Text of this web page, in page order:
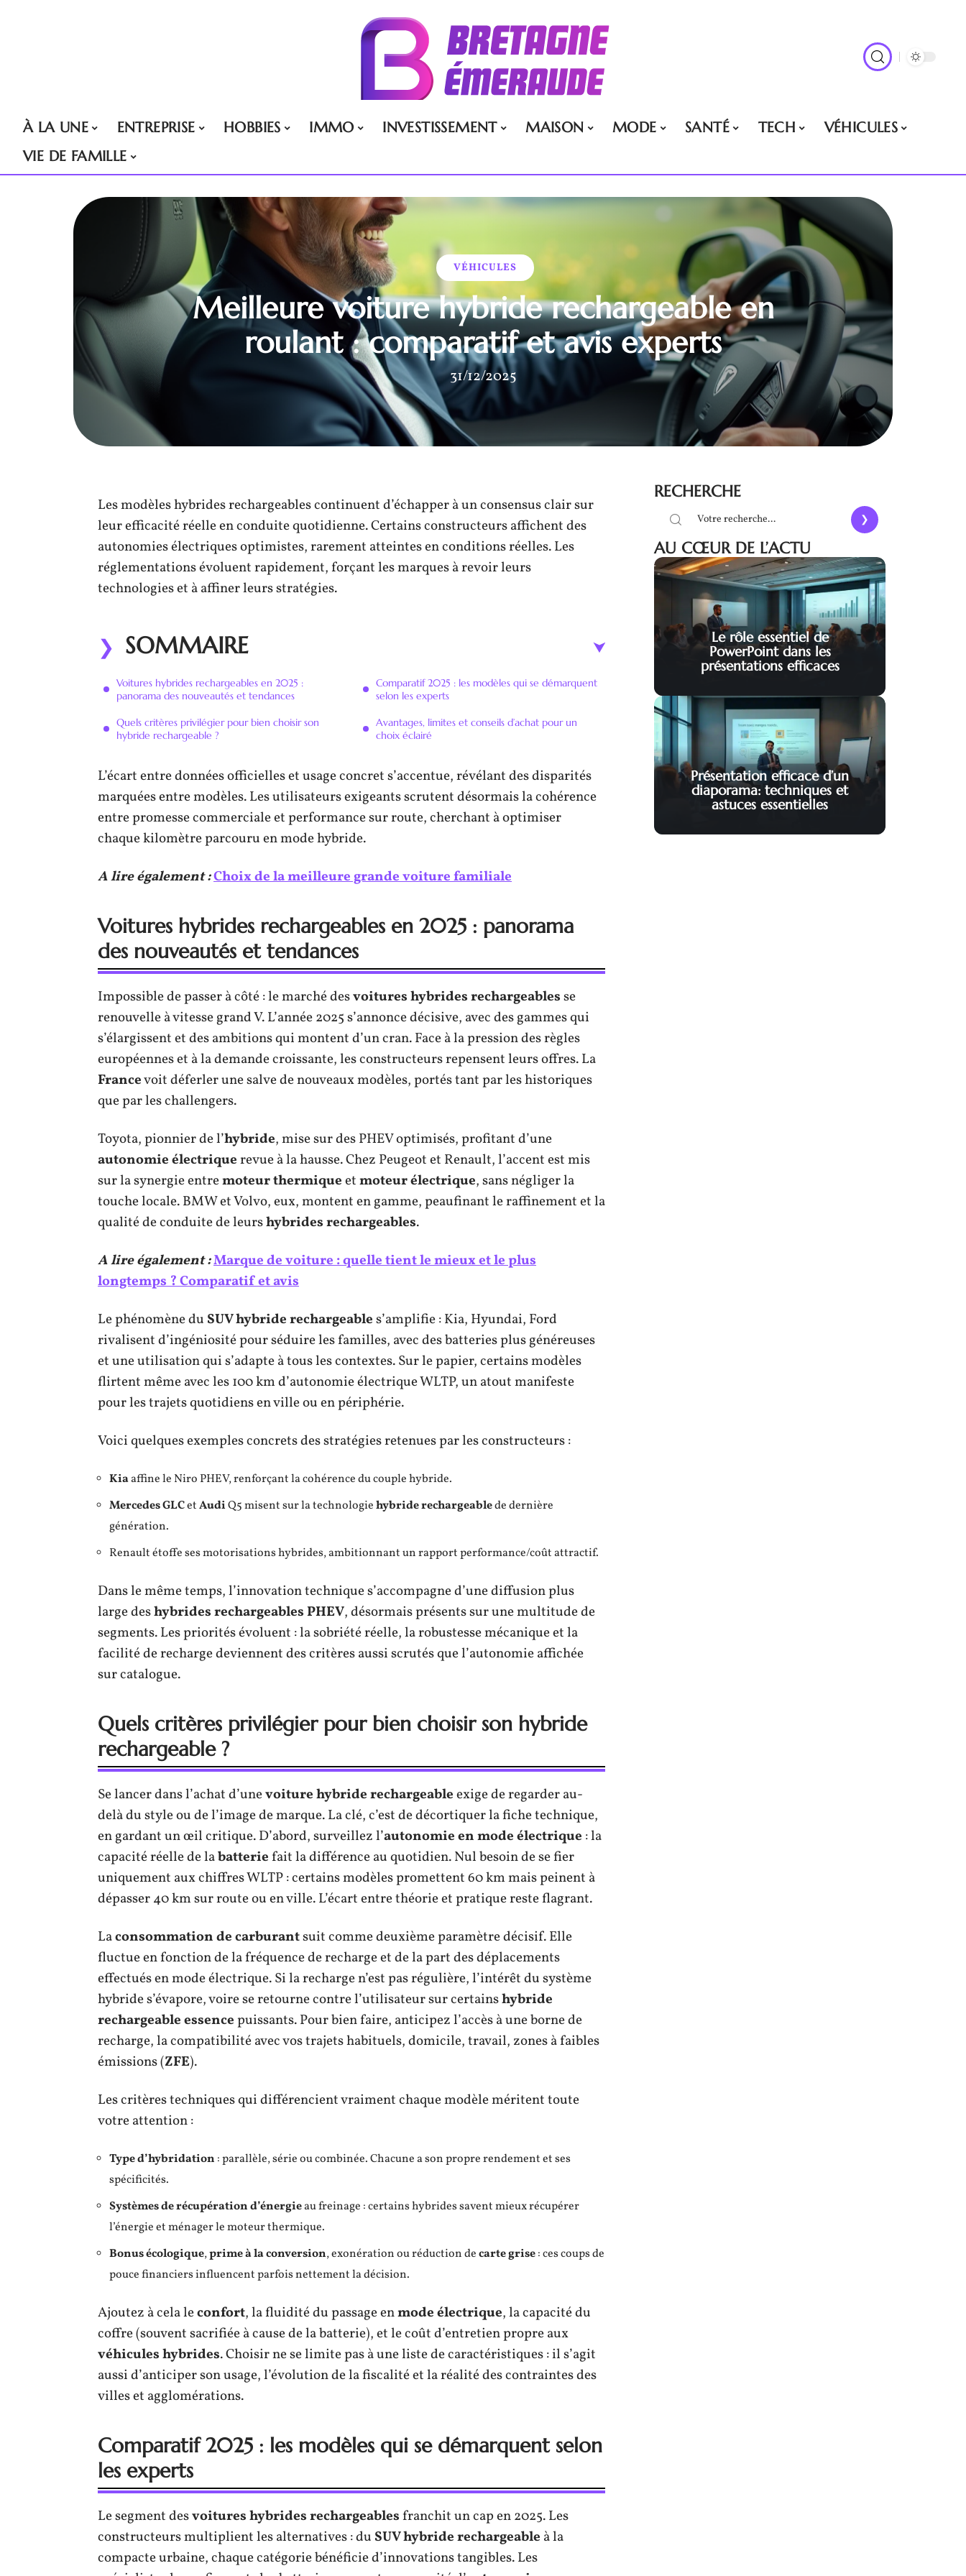
À LA UNE ENTREPRISE HOBBIES IMMO INVESTISSEMENT MAISON MODE SANTÉ TECH
VÉHICULES
VIE DE FAMILLE
VÉHICULES
Meilleure voiture hybride rechargeable en
roulant : comparatif et avis experts
31/12/2025
Les modèles hybrides rechargeables continuent d’échapper à un consensus clair sur
leur efficacité réelle en conduite quotidienne. Certains constructeurs affichent des
autonomies électriques optimistes, rarement atteintes en conditions réelles. Les
réglementations évoluent rapidement, forçant les marques à revoir leurs
technologies et à affiner leurs stratégies.
SOMMAIRE
Voitures hybrides rechargeables en 2025 :
panorama des nouveautés et tendances
Quels critères privilégier pour bien choisir son
hybride rechargeable ?
Comparatif 2025 : les modèles qui se démarquent
selon les experts
Avantages, limites et conseils d’achat pour un
choix éclairé
L’écart entre données officielles et usage concret s’accentue, révélant des disparités
marquées entre modèles. Les utilisateurs exigeants scrutent désormais la cohérence
entre promesse commerciale et performance sur route, cherchant à optimiser
chaque kilomètre parcouru en mode hybride.
A lire également :Choix de la meilleure grande voiture familiale
Voitures hybrides rechargeables en 2025 : panorama
des nouveautés et tendances
Impossible de passer à côté : le marché desvoitures hybrides rechargeablesse
renouvelle à vitesse grand V. L’année 2025 s’annonce décisive, avec des gammes qui
s’élargissent et des ambitions qui montent d’un cran. Face à la pression des règles
européennes et à la demande croissante, les constructeurs repensent leurs offres. La
Francevoit déferler une salve de nouveaux modèles, portés tant par les historiques
que par les challengers.
Toyota, pionnier de l’hybride, mise sur des PHEV optimisés, profitant d’une
autonomie électriquerevue à la hausse. Chez Peugeot et Renault, l’accent est mis
sur la synergie entremoteur thermiqueetmoteur électrique, sans négliger la
touche locale. BMW et Volvo, eux, montent en gamme, peaufinant le raffinement et la
qualité de conduite de leurshybrides rechargeables.
A lire également :Marque de voiture : quelle tient le mieux et le plus
longtemps ? Comparatif et avis
Le phénomène du SUV hybride rechargeables’amplifie : Kia, Hyundai, Ford
rivalisent d’ingéniosité pour séduire les familles, avec des batteries plus généreuses
et une utilisation qui s’adapte à tous les contextes. Sur le papier, certains modèles
flirtent même avec les 100 km d’autonomie électrique WLTP, un atout manifeste
pour les trajets quotidiens en ville ou en périphérie.
Voici quelques exemples concrets des stratégies retenues par les constructeurs :
Kiaaffine le Niro PHEV, renforçant la cohérence du couple hybride.
Mercedes GLCetAudiQ5 misent sur la technologiehybride rechargeablede dernière
génération.
Renault étoffe ses motorisations hybrides, ambitionnant un rapport performance/coût attractif.
Dans le même temps, l’innovation technique s’accompagne d’une diffusion plus
large deshybrides rechargeables PHEV, désormais présents sur une multitude de
segments. Les priorités évoluent : la sobriété réelle, la robustesse mécanique et la
facilité de recharge deviennent des critères aussi scrutés que l’autonomie affichée
sur catalogue.
Quels critères privilégier pour bien choisir son hybride
rechargeable ?
Se lancer dans l’achat d’unevoiture hybride rechargeableexige de regarder au-
delà du style ou de l’image de marque. La clé, c’est de décortiquer la fiche technique,
en gardant un œil critique. D’abord, surveillez l’autonomie en mode électrique : la
capacité réelle de labatteriefait la différence au quotidien. Nul besoin de se fier
uniquement aux chiffres WLTP : certains modèles promettent 60 km mais peinent à
dépasser 40 km sur route ou en ville. L’écart entre théorie et pratique reste flagrant.
Laconsommation de carburantsuit comme deuxième paramètre décisif. Elle
fluctue en fonction de la fréquence de recharge et de la part des déplacements
effectués en mode électrique. Si la recharge n’est pas régulière, l’intérêt du système
hybride s’évapore, voire se retourne contre l’utilisateur sur certainshybride
rechargeable essencepuissants. Pour bien faire, anticipez l’accès à une borne de
recharge, la compatibilité avec vos trajets habituels, domicile, travail, zones à faibles
émissions (ZFE).
Les critères techniques qui différencient vraiment chaque modèle méritent toute
votre attention :
Type d’hybridation : parallèle, série ou combinée. Chacune a son propre rendement et ses
spécificités.
Systèmes de récupération d’énergieau freinage : certains hybrides savent mieux récupérer
l’énergie et ménager le moteur thermique.
Bonus écologique,prime à la conversion, exonération ou réduction decarte grise: ces coups de
pouce financiers influencent parfois nettement la décision.
Ajoutez à cela leconfort, la fluidité du passage enmode électrique, la capacité du
coffre (souvent sacrifiée à cause de la batterie), et le coût d’entretien propre aux
véhicules hybrides. Choisir ne se limite pas à une liste de caractéristiques : il s’agit
aussi d’anticiper son usage, l’évolution de la fiscalité et la réalité des contraintes des
villes et agglomérations.
Comparatif 2025 : les modèles qui se démarquent selon
les experts
Le segment desvoitures hybrides rechargeablesfranchit un cap en 2025. Les
constructeurs multiplient les alternatives : du SUV hybride rechargeable à la
compacte urbaine, chaque catégorie bénéficie d’innovations tangibles. Les
RECHERCHE
AU CŒUR DE L’ACTU
Le rôle essentiel de
PowerPoint dans les
présentations efficaces
Présentation efficace d’un
diaporama: techniques et
astuces essentielles